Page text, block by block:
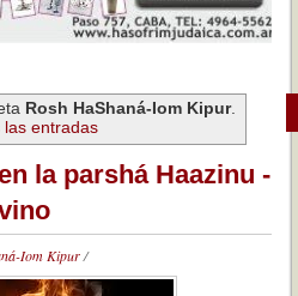
Rosh HaShaná-Iom Kipur.
las entradas
la parshá Haazinu -
Iom Kipur/